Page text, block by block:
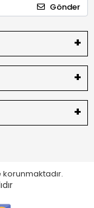
Gönder
korunmaktadır.